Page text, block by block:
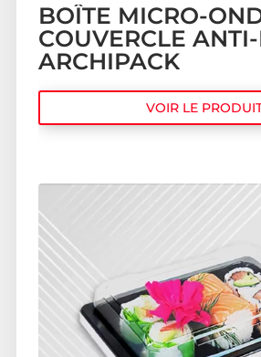
BOÎTE MICRO-
COUVERCLE
ARCHIPACK
VOIR LE